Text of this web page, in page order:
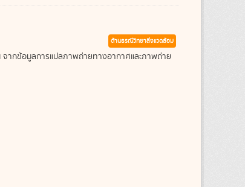
ด้านธรณีวิทยาสิ่งแวดล้อม
จากข้อมูลการแปลภาพถ่ายทางอากาศและภาพถ่าย